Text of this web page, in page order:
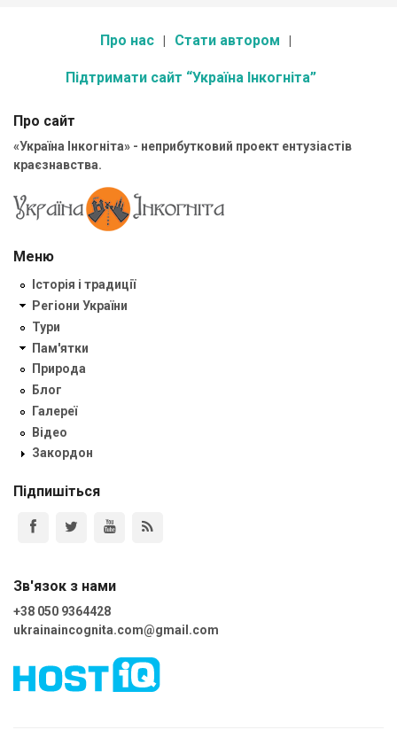
Про нас Стати автором
Підтримати сайт “Україна Інкогніта”
Про сайт
«Україна Інкогніта» - неприбутковий проект ентузіастів
краєзнавства.
Меню
Історія і традиції
Регіони України
Тури
Пам'ятки
Природа
Блог
Галереї
Відео
Закордон
Підпишіться
Зв'язок з нами
+38 050 9364428
ukrainaincognita.com@gmail.com